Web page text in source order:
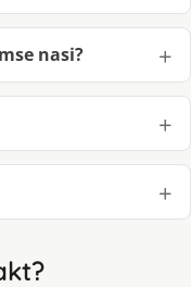
nasi?